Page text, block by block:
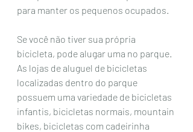
para manter os pequenos ocupados.
Se você não tiver sua própria
bicicleta, pode alugar uma no parque.
As lojas de aluguel de bicicletas
localizadas dentro do parque
possuem uma variedade de bicicletas
infantis, bicicletas normais, mountain
bikes, bicicletas com cadeirinha